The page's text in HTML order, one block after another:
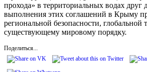
прохода» в территориальных водах друг
выполнения этих соглашений в Крыму
региональной безопасности, глобальной
существующему мировому порядку.
Поделиться...